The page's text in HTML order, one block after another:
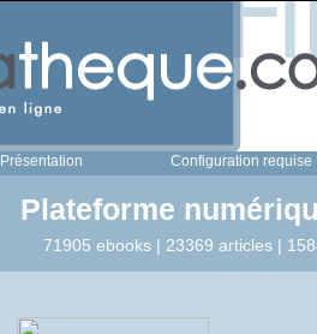
Présentation Configuration requise
Plateforme
71905 ebooks | 23369 articles |